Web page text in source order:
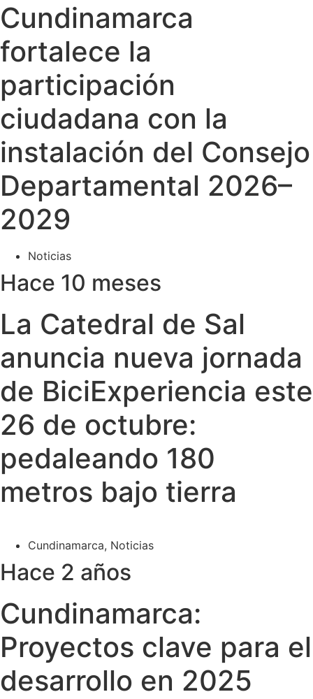
Cundinamarca
fortalece la
participación
ciudadana con la
instalación del Consejo
Departamental 2026–
2029
Noticias
Hace 10 meses
La Catedral de Sal
anuncia nueva jornada
de BiciExperiencia este
26 de octubre:
pedaleando 180
metros bajo tierra
Cundinamarca, Noticias
Hace 2 años
Cundinamarca:
Proyectos clave para el
desarrollo en 2025